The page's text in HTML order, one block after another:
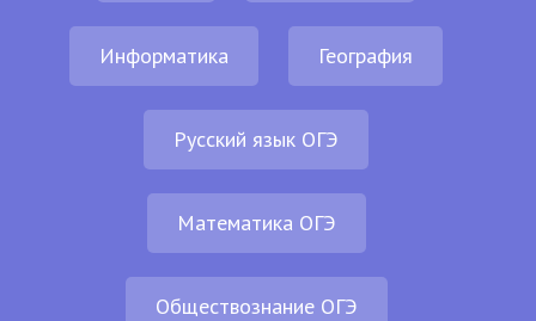
Информатика География
Русский язык ОГЭ
Математика ОГЭ
Обществознание ОГЭ